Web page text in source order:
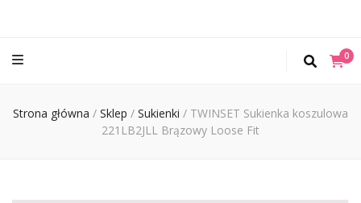
0
Strona główna / Sklep / Sukienki / TWINSET Sukienka koszulowa
221LB2JLL Brązowy Loose Fit